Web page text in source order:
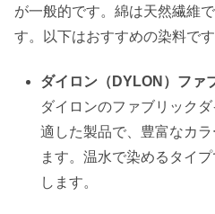
が一般的です。綿は天然繊維
す。以下はおすすめの染料です
ダイロン（DYLON）ファ
ダイロンのファブリック
適した製品で、豊富なカ
ます。温水で染めるタイ
します。